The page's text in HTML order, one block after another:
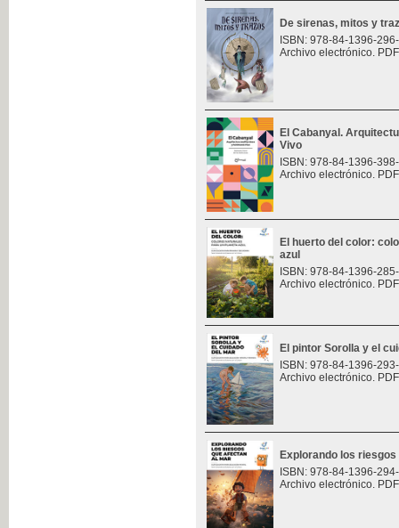
De sirenas, mitos y
ISBN: 978-84-1396-
Archivo electrónico.
El Cabanyal.
Vivo
ISBN: 978-84-1396-
Archivo electrónico.
El huerto del color:
azul
ISBN: 978-84-1396-
Archivo electrónico.
El pintor Sorolla y el
ISBN: 978-84-1396-
Archivo electrónico.
Explorando los
ISBN: 978-84-1396-
Archivo electrónico.